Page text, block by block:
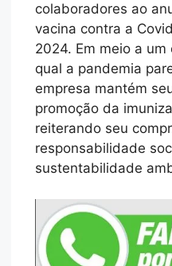
colaboradores ao
vacina contra a
2024. Em meio a
qual a pandemia
empresa mantém
promoção da
reiterando seu
responsabilidade
sustentabilidade